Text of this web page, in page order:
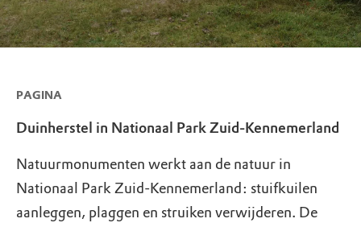
PAGINA
Duinherstel in Nationaal Park Zuid-Kennemerland
Natuurmonumenten werkt aan de natuur in
Nationaal Park Zuid-Kennemerland: stuifkuilen
aanleggen, plaggen en struiken verwijderen. De